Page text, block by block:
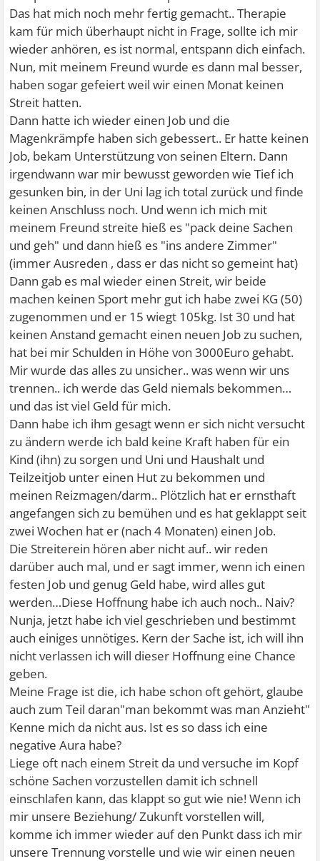
Das hat mich noch mehr fertig gemacht.. Therapie
kam für mich überhaupt nicht in Frage, sollte ich mir
wieder anhören, es ist normal, entspann dich einfach.
Nun, mit meinem Freund wurde es dann mal besser,
haben sogar gefeiert weil wir einen Monat keinen
Streit hatten.
Dann hatte ich wieder einen Job und die
Magenkrämpfe haben sich gebessert.. Er hatte keinen
Job, bekam Unterstützung von seinen Eltern. Dann
irgendwann war mir bewusst geworden wie Tief ich
gesunken bin, in der Uni lag ich total zurück und finde
keinen Anschluss noch. Und wenn ich mich mit
meinem Freund streite hieß es "pack deine Sachen
und geh" und dann hieß es "ins andere Zimmer"
(immer Ausreden , dass er das nicht so gemeint hat)
Dann gab es mal wieder einen Streit, wir beide
machen keinen Sport mehr gut ich habe zwei KG (50)
zugenommen und er 15 wiegt 105kg. Ist 30 und hat
keinen Anstand gemacht einen neuen Job zu suchen,
hat bei mir Schulden in Höhe von 3000Euro gehabt.
Mir wurde das alles zu unsicher.. was wenn wir uns
trennen.. ich werde das Geld niemals bekommen…
und das ist viel Geld für mich.
Dann habe ich ihm gesagt wenn er sich nicht versucht
zu ändern werde ich bald keine Kraft haben für ein
Kind (ihn) zu sorgen und Uni und Haushalt und
Teilzeitjob unter einen Hut zu bekommen und
meinen Reizmagen/darm.. Plötzlich hat er ernsthaft
angefangen sich zu bemühen und es hat geklappt seit
zwei Wochen hat er (nach 4 Monaten) einen Job.
Die Streiterein hören aber nicht auf.. wir reden
darüber auch mal, und er sagt immer, wenn ich einen
festen Job und genug Geld habe, wird alles gut
werden…Diese Hoffnung habe ich auch noch.. Naiv?
Nunja, jetzt habe ich viel geschrieben und bestimmt
auch einiges unnötiges. Kern der Sache ist, ich will ihn
nicht verlassen ich will dieser Hoffnung eine Chance
geben.
Meine Frage ist die, ich habe schon oft gehört, glaube
auch zum Teil daran"man bekommt was man Anzieht"
Kenne mich da nicht aus. Ist es so dass ich eine
negative Aura habe?
Liege oft nach einem Streit da und versuche im Kopf
schöne Sachen vorzustellen damit ich schnell
einschlafen kann, das klappt so gut wie nie! Wenn ich
mir unsere Beziehung/ Zukunft vorstellen will,
komme ich immer wieder auf den Punkt dass ich mir
unsere Trennung vorstelle und wie wir einen neuen